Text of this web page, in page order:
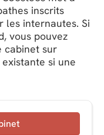
inscrits
les internautes. Si
vous pouvez
cabinet sur
si une